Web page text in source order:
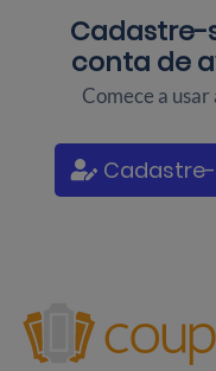
Cadastre-
conta de
Comece a